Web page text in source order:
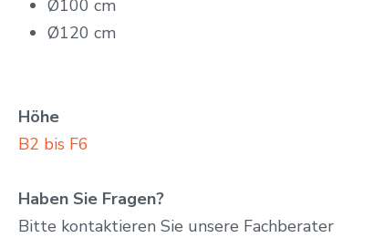
Ø100 cm
Ø120 cm
Höhe
B2 bis F6
Haben Sie Fragen?
Bitte kontaktieren Sie unsere Fachberater